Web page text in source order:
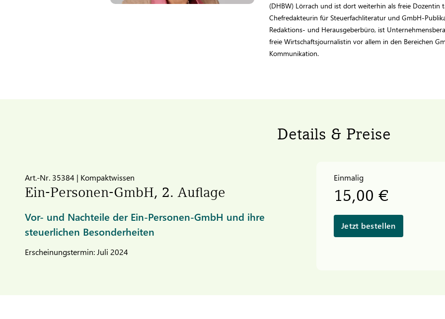
(DHBW) Lörrach und ist dort weiterhin als freie Dozentin
Chefredakteurin für Steuerfachliteratur und GmbH-
Redaktions- und Herausgeberbüro, ist
freie Wirtschaftsjournalistin vor allem in den Bereichen
Kommunikation.
Details & Preise
Art.-Nr. 35384 | Kompaktwissen
Ein-Personen-GmbH, 2. Auflage
Vor- und Nachteile der Ein-Personen-GmbH und ihre
steuerlichen Besonderheiten
Erscheinungstermin: Juli 2024
Einmalig
15,00 €
Jetzt bestellen